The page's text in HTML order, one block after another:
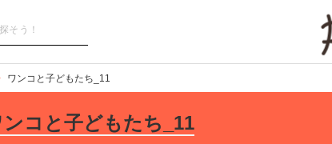
ワンコと子どもたち_11
ンコと子どもたち_11